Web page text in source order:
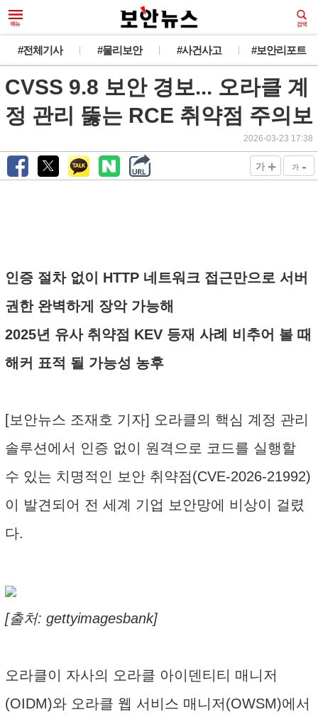
#전체기사 #물리보안 #사건사고 #보안리포트
CVSS 9.8 보안 경보... 오라클 계
정 관리 뚫는 RCE 취약점 주의보
2026-03-23 17:38
가 + 가 -
인증 절차 없이 HTTP 네트워크 접근만으로 서버
권한 완벽하게 장악 가능해
2025년 유사 취약점 KEV 등재 사례 비추어 볼 때
해커 표적 될 가능성 농후
[보안뉴스 조재호 기자] 오라클의 핵심 계정 관리
솔루션에서 인증 없이 원격으로 코드를 실행할
수 있는 치명적인 보안 취약점(CVE-2026-21992)
이 발견되어 전 세계 기업 보안망에 비상이 걸렸
다.
[출처: gettyimagesbank]
오라클이 자사의 오라클 아이덴티티 매니저
(OIDM)와 오라클 웹 서비스 매니저(OWSM)에서